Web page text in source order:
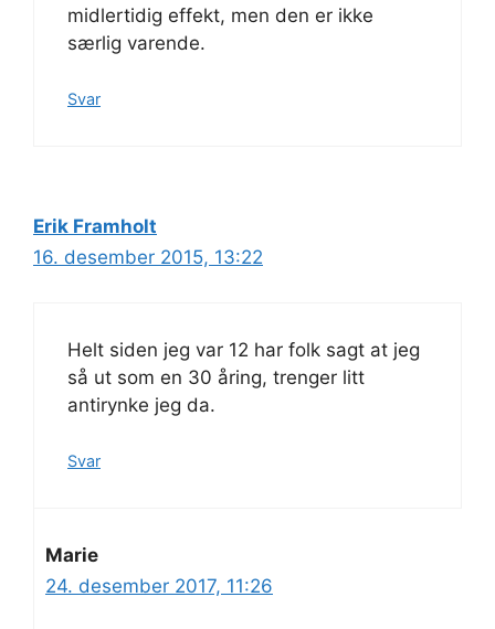
midlertidig effekt, men den er ikke
særlig varende.
Svar
Erik Framholt
16. desember 2015, 13:22
Helt siden jeg var 12 har folk sagt at jeg
så ut som en 30 åring, trenger litt
antirynke jeg da.
Svar
Marie
24. desember 2017, 11:26